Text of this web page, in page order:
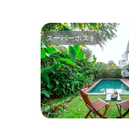
スーパーホスト
スーパーホスト